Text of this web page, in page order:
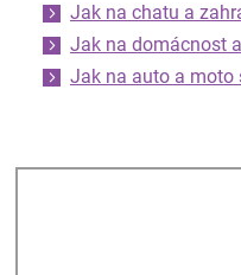
Jak na chatu a
Jak na domácnost
Jak na auto a moto